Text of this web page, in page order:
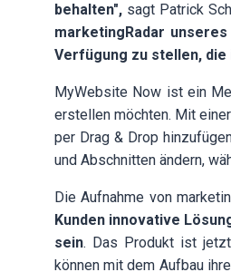
behalten", sagt Patrick
marketingRadar
Verfügung zu stellen,
MyWebsite Now ist ein
erstellen möchten. Mit
per Drag & Drop
und Abschnitten ändern,
Die Aufnahme von
Kunden innovative
sein. Das Produkt ist jetzt
können mit dem Aufbau